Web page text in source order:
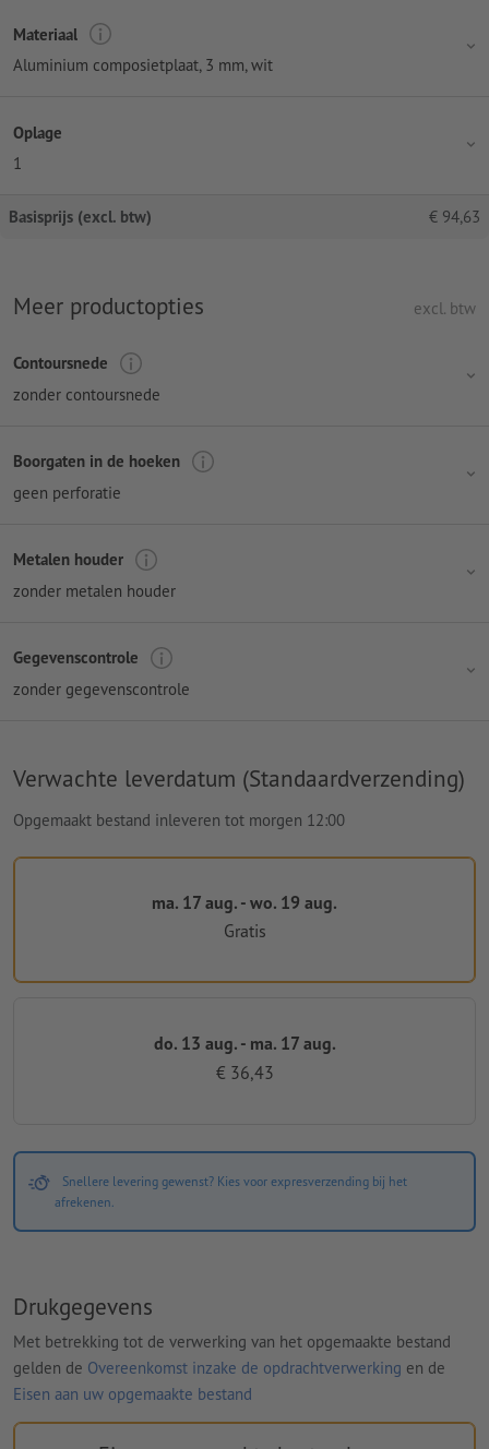
Materiaal
Aluminium composietplaat, 3 mm, wit
Oplage
1
Basisprijs (excl. btw) € 94,63
Meer productopties excl. btw
Contoursnede
zonder contoursnede
Boorgaten in de hoeken
geen perforatie
Metalen houder
zonder metalen houder
Gegevenscontrole
zonder gegevenscontrole
Verwachte leverdatum (Standaardverzending)
Opgemaakt bestand inleveren tot morgen 12:00
ma. 17 aug. - wo. 19 aug.
Gratis
do. 13 aug. - ma. 17 aug.
€ 36,43
Snellere levering gewenst? Kies voor expresverzending bij het
afrekenen.
Drukgegevens
Met betrekking tot de verwerking van het opgemaakte bestand
gelden de Overeenkomst inzake de opdrachtverwerking en de
Eisen aan uw opgemaakte bestand